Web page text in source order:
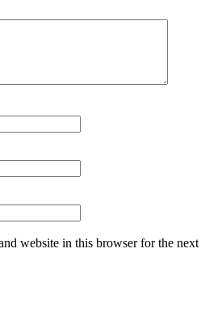
website in this browser for the next